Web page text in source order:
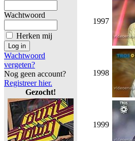
Wachtwoord
Herken mij
Wachtwoord
vergeten?
Nog geen account?
Registreer hier.
Gezocht!
1997
1998
1999